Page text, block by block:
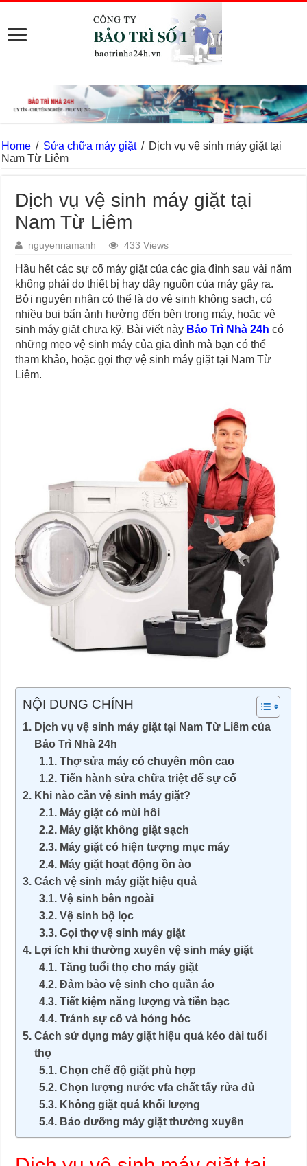
Home / Sửa chữa máy giặt / Dịch vụ vệ sinh máy giặt tại
Nam Từ Liêm
Dịch vụ vệ sinh máy giặt tại
Nam Từ Liêm
nguyennamanh 433 Views
Hầu hết các sự cố máy giặt của các gia đình sau vài năm
không phải do thiết bị hay dây nguồn của máy gây ra.
Bởi nguyên nhân có thể là do vệ sinh không sạch, có
nhiều bụi bẩn ảnh hưởng đến bên trong máy, hoặc vệ
sinh máy giặt chưa kỹ. Bài viết này Bảo Trì Nhà 24h có
những mẹo vệ sinh máy của gia đình mà bạn có thể
tham khảo, hoặc gọi thợ vệ sinh máy giặt tại Nam Từ
Liêm.
NỘI DUNG CHÍNH
Dịch vụ vệ sinh máy giặt tại Nam Từ Liêm của
Bảo Trì Nhà 24h
Thợ sửa máy có chuyên môn cao
Tiến hành sửa chữa triệt để sự cố
Khi nào cần vệ sinh máy giặt?
Máy giặt có mùi hôi
Máy giặt không giặt sạch
Máy giặt có hiện tượng mục máy
Máy giặt hoạt động ồn ào
Cách vệ sinh máy giặt hiệu quả
Vệ sinh bên ngoài
Vệ sinh bộ lọc
Gọi thợ vệ sinh máy giặt
Lợi ích khi thường xuyên vệ sinh máy giặt
Tăng tuổi thọ cho máy giặt
Đảm bảo vệ sinh cho quần áo
Tiết kiệm năng lượng và tiền bạc
Tránh sự cố và hỏng hóc
Cách sử dụng máy giặt hiệu quả kéo dài tuổi
thọ
Chọn chế độ giặt phù hợp
Chọn lượng nước vfa chất tẩy rửa đủ
Không giặt quá khối lượng
Bảo dưỡng máy giặt thường xuyên